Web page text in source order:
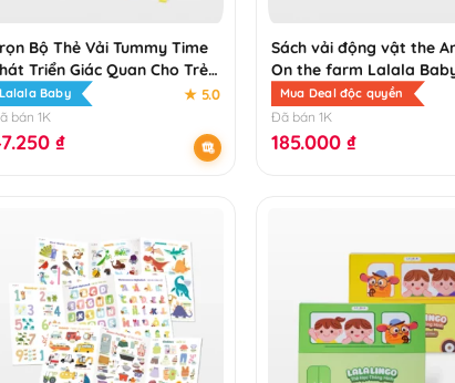
Bộ Thẻ Vải Tummy Time
Triển Giác Quan Cho Trẻ
Sơ Sinh
Lalala Baby ★ 5.0
bán 1K
₫
Sách vải động vật the
On the farm Lalala
sách vải đa tương tác
cho bé
Mua Deal độc quyền
Đã bán 1K
185.000 ₫